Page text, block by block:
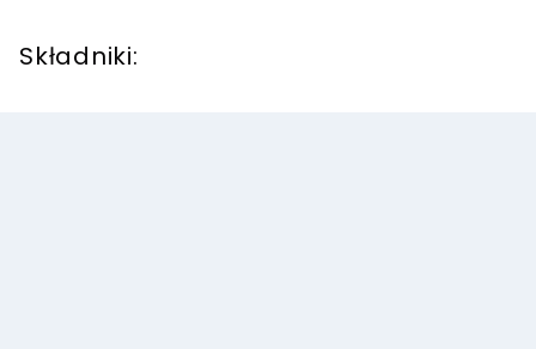
Składniki: